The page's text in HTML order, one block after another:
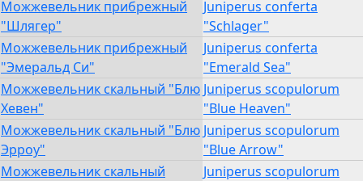
Можжевельник прибрежный
"Шлягер"
Juniperus conferta
"Schlager"
Можжевельник прибрежный
"Эмеральд Си"
Juniperus conferta
"Emerald Sea"
Можжевельник скальный "Блю
Хевен"
Juniperus scopulorum
"Blue Heaven"
Можжевельник скальный "Блю
Эрроу"
Juniperus scopulorum
"Blue Arrow"
Можжевельник скальный
Juniperus scopulorum